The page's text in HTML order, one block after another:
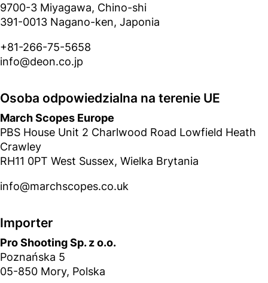
9700-3 Miyagawa, Chino-shi
391-0013 Nagano-ken, Japonia
+81-266-75-5658
info@deon.co.jp
Osoba odpowiedzialna na terenie UE
March Scopes Europe
PBS House Unit 2 Charlwood Road Lowfield Heath
Crawley
RH11 0PT West Sussex, Wielka Brytania
info@marchscopes.co.uk
Importer
Pro Shooting Sp. z o.o.
Poznańska 5
05-850 Mory, Polska